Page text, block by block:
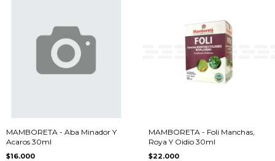
MAMBORETA - Aba Minador Y
Acaros 30ml
$16.000
MAMBORETA - Foli Manchas,
Roya Y Oidio 30ml
$22.000